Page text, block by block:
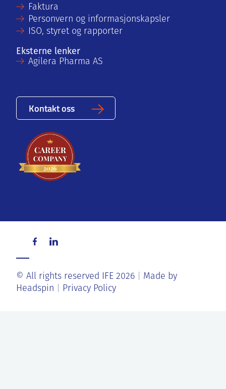
Faktura
Personvern og informasjonskapsler
ISO, styret og rapporter
Eksterne lenker
Agilera Pharma AS
Kontakt oss
© All rights reserved IFE 2026
Made by
Headspin
Privacy Policy